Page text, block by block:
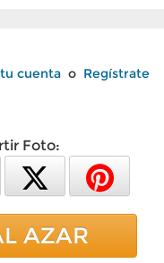
cuenta o Regístrate
Foto:
AZAR